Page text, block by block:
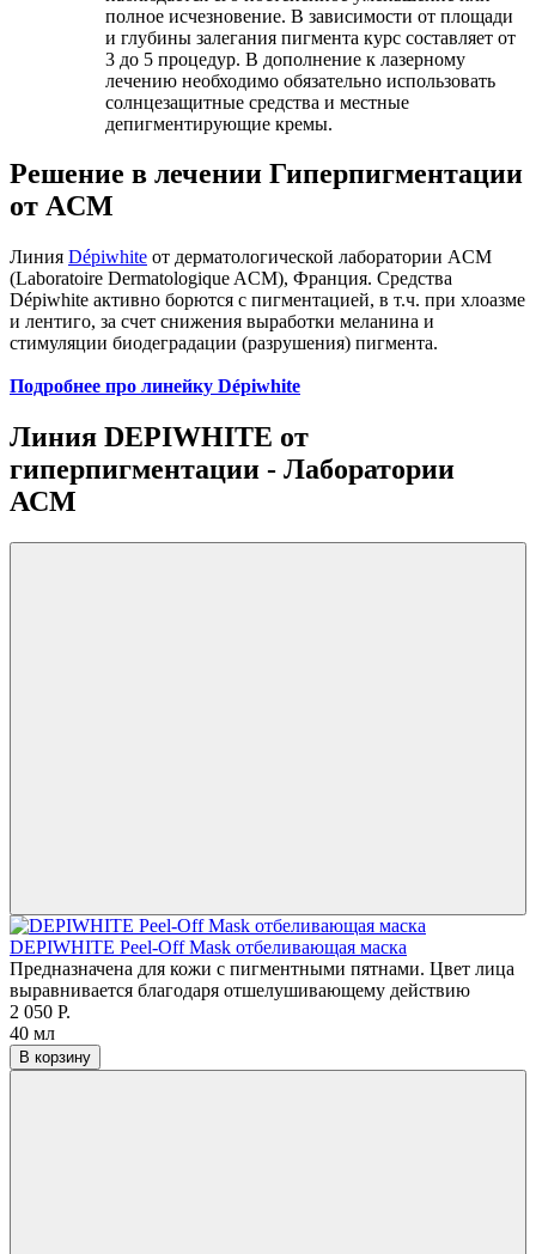
полное исчезновение. В зависимости от площади
и глубины залегания пигмента курс составляет от
3 до 5 процедур. В дополнение к лазерному
лечению необходимо обязательно использовать
солнцезащитные средства и местные
депигментирующие кремы.
Решение в лечении Гиперпигментации
от ACM
Линия Dépiwhite от дерматологической лаборатории ACM
(Laboratoire Dermatologique ACM), Франция. Средства
Dépiwhite активно борются с пигментацией, в т.ч. при хлоазме
и лентиго, за счет снижения выработки меланина и
стимуляции биодеградации (разрушения) пигмента.
Подробнее про линейку Dépiwhite
Линия DEPIWHITE от
гиперпигментации - Лаборатории
АСМ
DEPIWHITE Peel-Off Mask отбеливающая маска
Предназначена для кожи с пигментными пятнами. Цвет лица
выравнивается благодаря отшелушивающему действию
2 050 Р.
40 мл
В корзину